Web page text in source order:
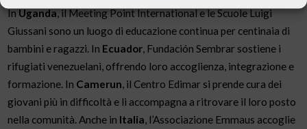
InUganda, il Meeting Point International e le Scuole Luigi
Giussani sono un luogo di educazione continua per centinaia di
bambini e ragazzi. In Ecuador , Fundación Sembrar sostiene i
rifugiati venezuelani, offrendo loro accoglienza, integrazione e
formazione. In Camerun , il Centro Edimar si prende cura dei
giovani più in difficoltà e li accompagna a ritrovare il loro posto
nella comunità. Anche in Italia , l’Associazione Emmaus accoglie